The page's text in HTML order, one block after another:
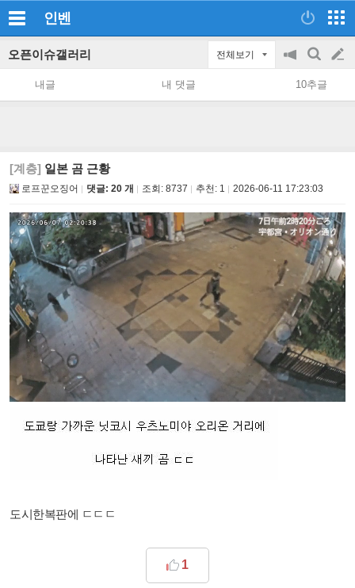
인벤
오픈이슈갤러리 전체보기
공
지
on/off
검
색
글
쓰
내글 내 댓글 10추글
[계층] 일본 곰 근황
로프꾼오징어 댓글: 20 개 조회: 8737 추천: 1 2026-06-11 17:23:03
도시한복판에 ㄷㄷㄷ​
1